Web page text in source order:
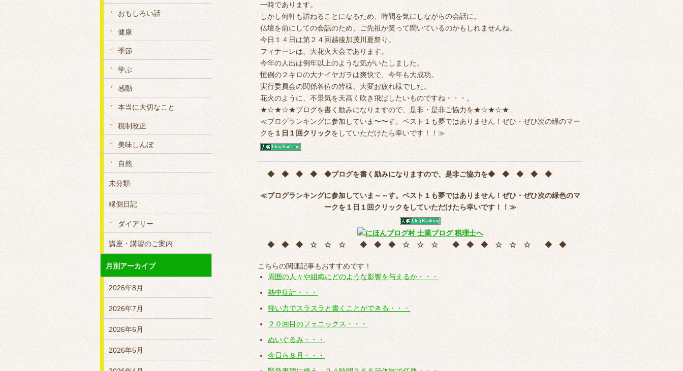
一時であります。
しかし何軒も訪ねることになるため、時間を気にしながらの会話に。
仏壇を前にしての会話のため、ご先祖が笑って聞いているのかもしれませんね。
今日１４日は第２４回越後加茂川夏祭り。
フィナーレは、大花火大会であります。
今年の人出は例年以上のような気がいたしました。
恒例の２キロの大ナイヤガラは爽快で、今年も大成功。
実行委員会の関係各位の皆様、大変お疲れ様でした。
花火のように、不景気を天高く吹き飛ばしたいものですね・・・。
★☆★☆★ブログを書く励みになりますので、是非・是非ご協力を★☆★☆★
≪ブログランキングに参加していま〜〜す。ベスト１も夢ではありません！ぜひ・ぜひ次の緑のマー
クを １日１回クリックをしていただけたら幸いです！！≫
◆ ◆ ◆ ◆ ◆ブログを書く励みになりますので、是非ご協力を◆ ◆ ◆ ◆ ◆
≪ブログランキングに参加していま～～す。ベスト１も夢ではありません！ぜひ・ぜひ次の緑色のマ
ークを１日１回クリックをしていただけたら幸いです！！≫
◆ ◆ ◆ ☆ ☆ ☆ ◆ ◆ ◆ ☆ ☆ ☆ ◆ ◆ ◆ ☆ ☆ ☆ ◆ ◆
こちらの関連記事もおすすめです！
周囲の人々や組織にどのような影響を与えるか・・・
熱中症計・・・
軽い力でスラスラと書くことができる・・・
２０回目のフェニックス・・・
ぬいぐるみ・・・
今日ら８月・・・
おもしろい話
健康
季節
学ぶ
感動
本当に大切なこと
税制改正
美味しんぼ
自然
未分類
縁側日記
ダイアリー
講座・講習のご案内
月別アーカイブ
2026年8月
2026年7月
2026年6月
2026年5月